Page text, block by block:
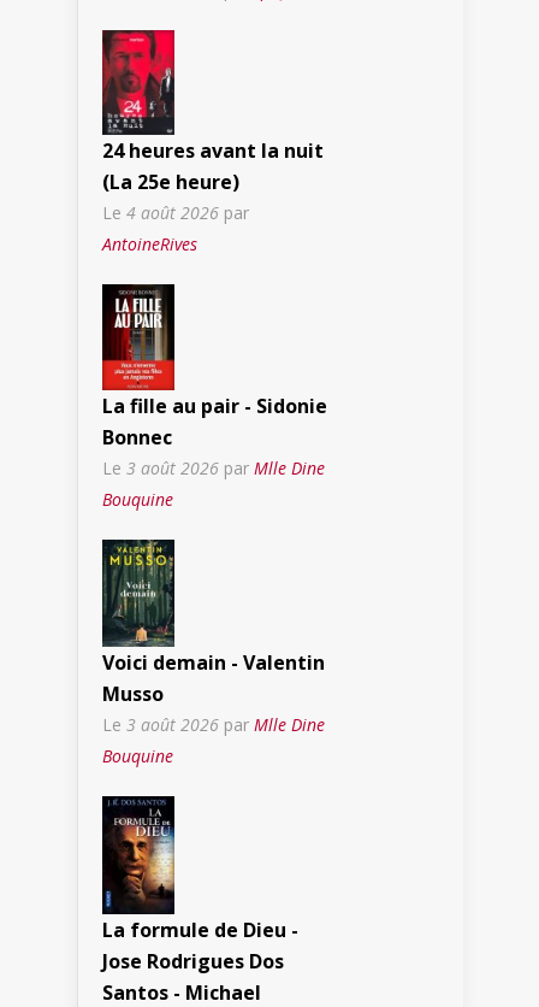
24 heures avant la nuit
(La 25e heure)
Le 4 août 2026 par
AntoineRives
La fille au pair - Sidonie
Bonnec
Le 3 août 2026 par Mlle Dine
Bouquine
Voici demain - Valentin
Musso
Le 3 août 2026 par Mlle Dine
Bouquine
La formule de Dieu -
Jose Rodrigues Dos
Santos - Michael